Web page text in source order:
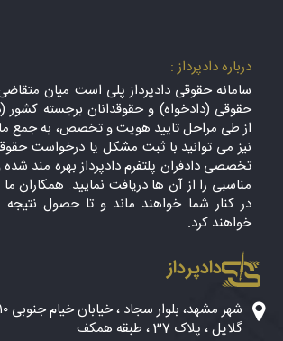
درباره دادپرداز :
سامانه حقوقی دادپرداز پلی است میان
حقوقی (دادخواه) و حقوقدانان برجسته
از طی مراحل تایید هویت و تخصص، به جمع ما
نیز می توانید با ثبت مشکل یا درخواست
تخصصی دادفران پلتفرم دادپرداز بهره مند
مناسبی را از آن ها دریافت نمایید. همکاران
در کنار شما خواهند ماند و تا حصول نتیجه
خواهند کرد.
دادپرداز
گلایل ، پلاک 37 ، طبقه همکف